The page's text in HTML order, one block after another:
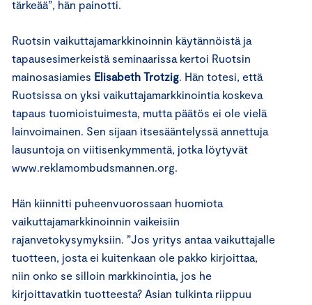
tärkeää”, hän painotti.
Ruotsin vaikuttajamarkkinoinnin käytännöistä ja
tapausesimerkeistä seminaarissa kertoi Ruotsin
mainosasiamies Elisabeth Trotzig . Hän totesi, että
Ruotsissa on yksi vaikuttajamarkkinointia koskeva
tapaus tuomioistuimesta, mutta päätös ei ole vielä
lainvoimainen. Sen sijaan itsesääntelyssä annettuja
lausuntoja on viitisenkymmentä, jotka löytyvät
www.reklamombudsmannen.org.
Hän kiinnitti puheenvuorossaan huomiota
vaikuttajamarkkinoinnin vaikeisiin
rajanvetokysymyksiin. ”Jos yritys antaa vaikuttajalle
tuotteen, josta ei kuitenkaan ole pakko kirjoittaa,
niin onko se silloin markkinointia, jos he
kirjoittavatkin tuotteesta? Asian tulkinta riippuu